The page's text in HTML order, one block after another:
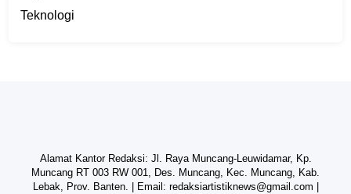
Teknologi
Alamat Kantor Redaksi: Jl. Raya Muncang-Leuwidamar, Kp.
Muncang RT 003 RW 001, Des. Muncang, Kec. Muncang, Kab.
Lebak, Prov. Banten. | Email: redaksiartistiknews@gmail.com